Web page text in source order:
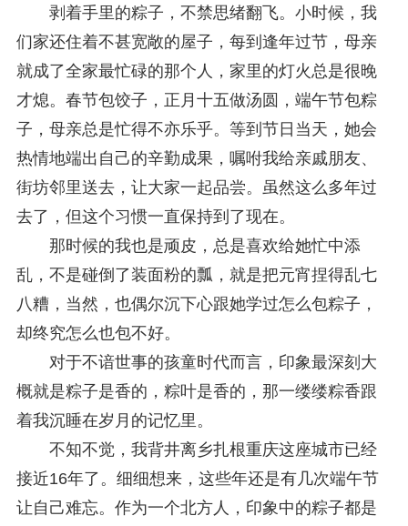
第二十届西部法治论坛暨法治宁夏论坛拟获奖论文公示 2025-09-07
征稿启事 2025-08-28
中国法学会2025年度部级法学研究课题立项公告 2025-07-20
中国法学会2025年度部级法学研究课题立项公示公告 2025-07-08
重庆市法学会第五期法学研究立项课题名单公布 2025-05-20
关于开展“2025年青年普法志愿者法治文化基层行”活动的通知 2025-04-22
会议预告 | 中国法学会法学期刊研究会2025年年会将在重庆召开 2025-03-12
剥着手里的粽子，不禁思绪翻飞。小时候，我
们家还住着不甚宽敞的屋子，每到逢年过节，母亲
就成了全家最忙碌的那个人，家里的灯火总是很晚
才熄。春节包饺子，正月十五做汤圆，端午节包粽
子，母亲总是忙得不亦乐乎。等到节日当天，她会
热情地端出自己的辛勤成果，嘱咐我给亲戚朋友、
街坊邻里送去，让大家一起品尝。虽然这么多年过
去了，但这个习惯一直保持到了现在。
那时候的我也是顽皮，总是喜欢给她忙中添
乱，不是碰倒了装面粉的瓢，就是把元宵捏得乱七
八糟，当然，也偶尔沉下心跟她学过怎么包粽子，
却终究怎么也包不好。
对于不谙世事的孩童时代而言，印象最深刻大
概就是粽子是香的，粽叶是香的，那一缕缕粽香跟
着我沉睡在岁月的记忆里。
不知不觉，我背井离乡扎根重庆这座城市已经
接近16年了。细细想来，这些年还是有几次端午节
让自己难忘。作为一个北方人，印象中的粽子都是